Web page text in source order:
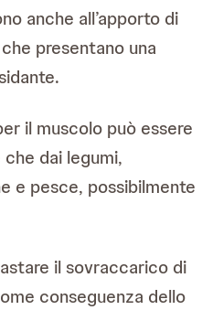
anche all’apporto di
presentano una
il muscolo può essere
dai legumi,
e pesce, possibilmente
il sovraccarico di
conseguenza dello